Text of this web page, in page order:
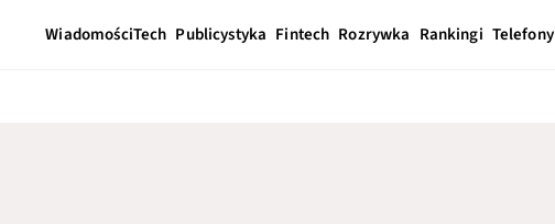
WiadomościTech Publicystyka Fintech Rozrywka Rankingi Telefony